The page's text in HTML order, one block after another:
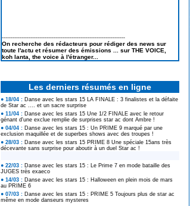
---------------------------------------------------------------------
On recherche des rédacteurs pour rédiger des news sur
toute l'actu et résumer des émissions ... sur THE VOICE,
koh lanta, the voice à l'étranger...
Les derniers résumés en ligne
● 18/04 : Danse avec les stars 15 LA FINALE : 3 finalistes et la défaite
de Star ac .... et un sacre surprise
● 11/04 : Danse avec les stars 15 Une 1/2 FINALE avec le retour
génant d'une exclue remplie de surprises star ac dont Ambre !
● 04/04 : Danse avec les stars 15 : Un PRIME 9 marqué par une
exclusion maquillée et de superbes shows avec des troupes !
● 28/03 : Danse avec les stars 15 PRIME 8 Une spéciale 15ans très
décevante sans surprise pour aboutir à un duel Star ac !
● 22/03 : Danse avec les stars 15 : Le Prime 7 en mode bataille des
JUGES très exaeco
● 14/03 : Danse avec les stars 15 : Halloween en plein mois de mars
au PRIME 6
● 07/03 : Danse avec les stars 15 : PRIME 5 Toujours plus de star ac
même en mode danseurs mysteres